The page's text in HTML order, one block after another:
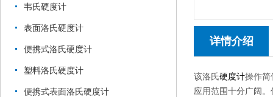
韦氏硬度计
表面洛氏硬度计
便携式洛氏硬度计
塑料洛氏硬度计
便携式表面洛氏硬度计
详情介绍
该洛氏硬度计操作简
应用范围十分广阔